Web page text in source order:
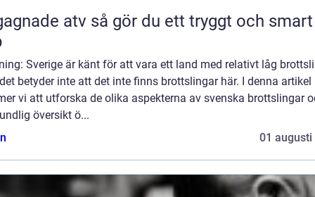
atv så gör du ett tryggt och smart
Sverige är känt för att vara ett land med relativt låg
betyder inte att det inte finns brottslingar här. I denna artikel
vi att utforska de olika aspekterna av svenska brottslingar
översikt ö...
01 augusti